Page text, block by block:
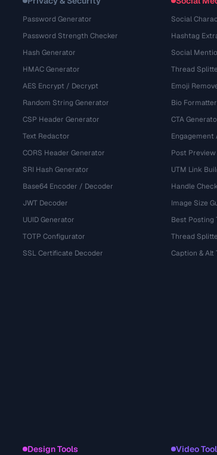
Password Generator
Password Strength Checker
Hash Generator
HMAC Generator
AES Encrypt / Decrypt
Random String Generator
CSP Header Generator
Text Redactor
CORS Header Generator
SRI Hash Generator
Base64 Encoder / Decoder
JWT Decoder
UUID Generator
TOTP Configurator
SSL Certificate Decoder
Social
Hashtag
Social
Thread
Emoji
Bio Formatter
CTA
Engagement
Post Preview
UTM Link
Handle
Image Size
Best Posting
Thread
Caption & Alt
Design Tools Video